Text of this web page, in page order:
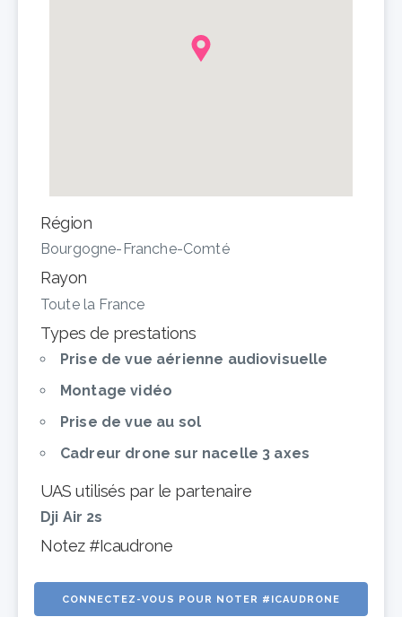
Région
Bourgogne-Franche-Comté
Rayon
Toute la France
Types de prestations
Prise de vue aérienne audiovisuelle
Montage vidéo
Prise de vue au sol
Cadreur drone sur nacelle 3 axes
UAS utilisés par le partenaire
Dji Air 2s
Notez #Icaudrone
CONNECTEZ-VOUS POUR NOTER #ICAUDRONE